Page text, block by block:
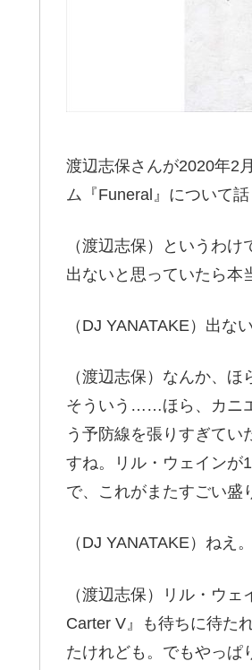
渡辺志保さんが2020年2
ム『Funeral』について話
（渡辺志保）というわ
出ないと思っていたら本
（DJ YANATAKE）出
（渡辺志保）なんか、
そういう……ほら、カニ
う予防線を張りすぎて
すね。リル・ウェインが
で、これがまたすごい盛
（DJ YANATAKE）ねえ
（渡辺志保）リル・ウ
Carter V』も待ちに待た
たけれども。でもやっぱ